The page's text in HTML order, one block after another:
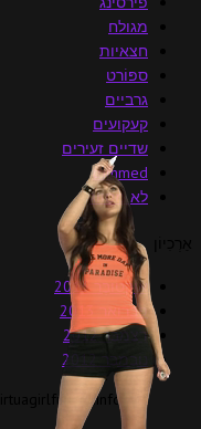
מגולח
חצאיות
ספּוֹרט
גרביים
קעקועים
שדיים זעירים
trimmed
לא מסווג
אוֹקְטוֹבֶּר 2013
פברואר 2013
דֵצֶמבֶּר 2012
נוֹבֶמבֶּר 2012
VirtuagirlfullHD.info © כל הזכויות שמורות.